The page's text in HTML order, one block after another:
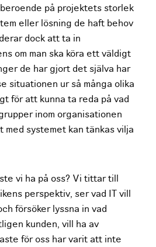
på projektets storlek
eller lösning de haft behov
dock att ta in
om man ska köra ett väldigt
de har gjort det själva har
situationen ur så många olika
för att kunna ta reda på vad
inom organisationen
med systemet kan tänkas vilja
vi ha på oss? Vi tittar till
perspektiv, ser vad IT vill
försöker lyssna in vad
kunden, vill ha av
för oss har varit att inte